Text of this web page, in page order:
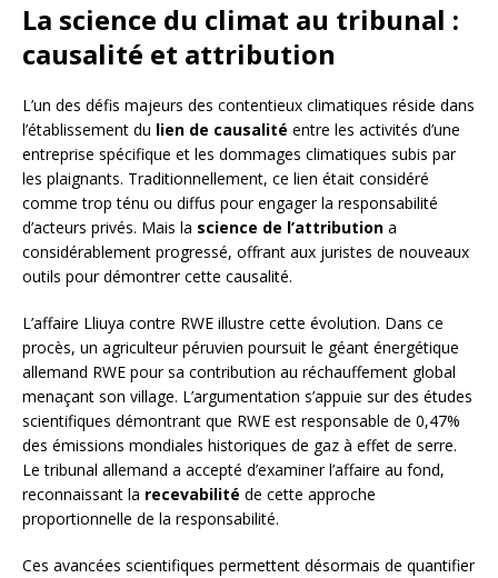
La science du climat au tribunal :
causalité et attribution
L’un des défis majeurs des contentieux climatiques réside dans
l’établissement du lien de causalité entre les activités d’une
entreprise spécifique et les dommages climatiques subis par
les plaignants. Traditionnellement, ce lien était considéré
comme trop ténu ou diffus pour engager la responsabilité
d’acteurs privés. Mais la science de l’attribution a
considérablement progressé, offrant aux juristes de nouveaux
outils pour démontrer cette causalité.
L’affaire Lliuya contre RWE illustre cette évolution. Dans ce
procès, un agriculteur péruvien poursuit le géant énergétique
allemand RWE pour sa contribution au réchauffement global
menaçant son village. L’argumentation s’appuie sur des études
scientifiques démontrant que RWE est responsable de 0,47%
des émissions mondiales historiques de gaz à effet de serre.
Le tribunal allemand a accepté d’examiner l’affaire au fond,
reconnaissant la recevabilité de cette approche
proportionnelle de la responsabilité.
Ces avancées scientifiques permettent désormais de quantifier